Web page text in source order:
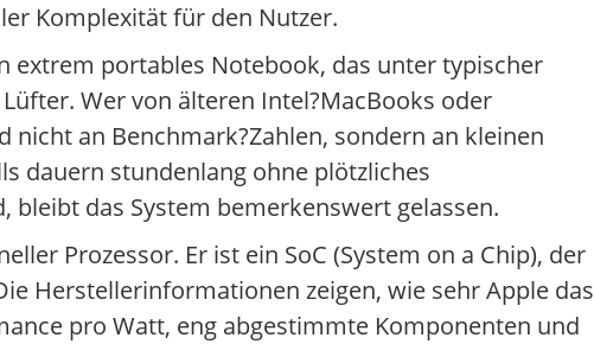
Komplexität für den Nutzer.
extrem portables Notebook, das unter typischer
Wer von älteren Intel?MacBooks oder
an Benchmark?Zahlen, sondern an kleinen
dauern stundenlang ohne plötzliches
das System bemerkenswert gelassen.
Prozessor. Er ist ein SoC (System on a Chip), der
Herstellerinformationen zeigen, wie sehr Apple das
pro Watt, eng abgestimmte Komponenten und